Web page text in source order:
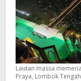
Lautan massa
Praya, Lombok